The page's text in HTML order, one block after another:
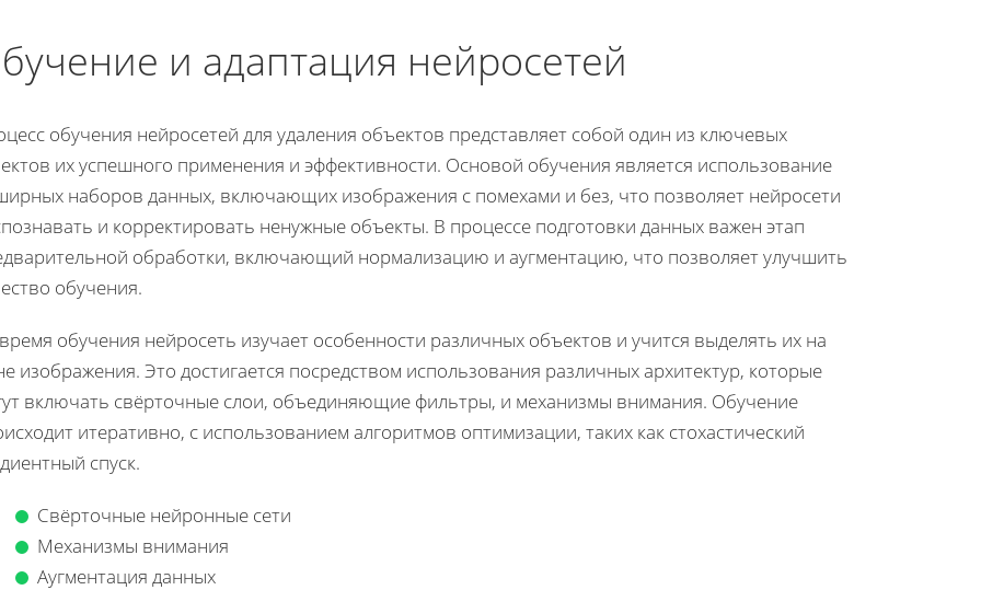
и адаптация нейросетей
обучения нейросетей для удаления объектов представляет собой один из ключевых
их успешного применения и эффективности. Основой обучения является использование
наборов данных, включающих изображения с помехами и без, что позволяет нейросети
и корректировать ненужные объекты. В процессе подготовки данных важен этап
обработки, включающий нормализацию и аугментацию, что позволяет улучшить
обучения.
обучения нейросеть изучает особенности различных объектов и учится выделять их на
изображения. Это достигается посредством использования различных архитектур, которые
включать свёрточные слои, объединяющие фильтры, и механизмы внимания. Обучение
итеративно, с использованием алгоритмов оптимизации, таких как стохастический
спуск.
Свёрточные нейронные сети
Механизмы внимания
Аугментация данных